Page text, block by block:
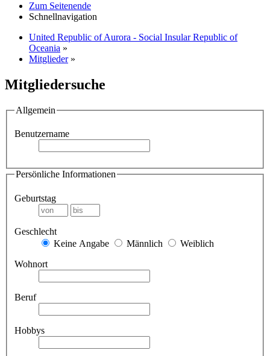
Zum Seitenende
Schnellnavigation
United Republic of Aurora - Social Insular Republic of
Oceania »
Mitglieder »
Mitgliedersuche
Allgemein
Benutzername
Persönliche Informationen
Geburtstag
Geschlecht
Keine Angabe
Männlich
Weiblich
Wohnort
Beruf
Hobbys